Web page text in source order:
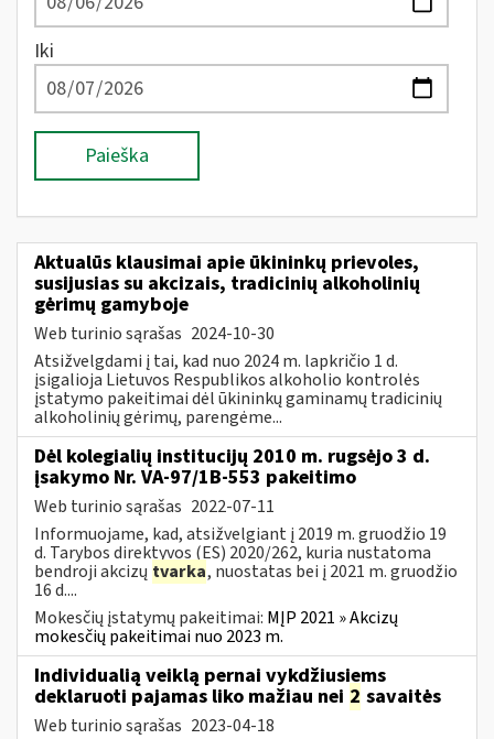
Iki
Paieška
Aktualūs klausimai apie ūkininkų prievoles,
susijusias su akcizais, tradicinių alkoholinių
gėrimų gamyboje
Web turinio sąrašas 2024-10-30
Atsižvelgdami į tai, kad nuo 2024 m. lapkričio 1 d.
įsigalioja Lietuvos Respublikos alkoholio kontrolės
įstatymo pakeitimai dėl ūkininkų gaminamų tradicinių
alkoholinių gėrimų, parengėme...
Dėl kolegialių institucijų 2010 m. rugsėjo 3 d.
įsakymo Nr. VA-97/1B-553 pakeitimo
Web turinio sąrašas 2022-07-11
Informuojame, kad, atsižvelgiant į 2019 m. gruodžio 19
d. Tarybos direktyvos (ES) 2020/262, kuria nustatoma
bendroji akcizų tvarka, nuostatas bei į 2021 m. gruodžio
16 d....
Mokesčių įstatymų pakeitimai: MĮP 2021 » Akcizų
mokesčių pakeitimai nuo 2023 m.
Individualią veiklą pernai vykdžiusiems
deklaruoti pajamas liko mažiau nei 2 savaitės
Web turinio sąrašas 2023-04-18